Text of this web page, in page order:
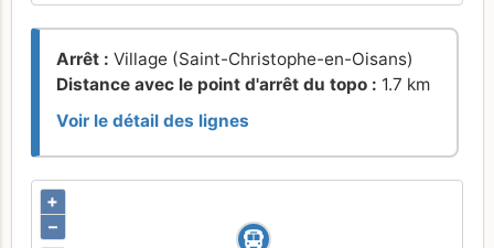
Arrêt : Village (Saint-Christophe-en-Oisans)
Distance avec le point d'arrêt du topo : 1.7 km
Voir le détail des lignes
+
–